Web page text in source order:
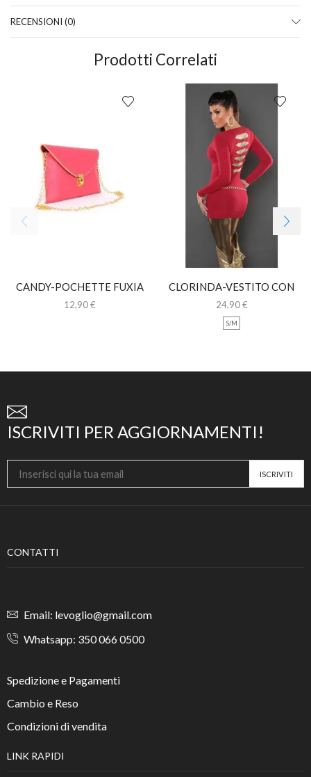
RECENSIONI (0)
Prodotti Correlati
CANDY-POCHETTE FUXIA
CON CATENINA
12,90€
CLORINDA-VESTITO CON
INSERTI ORO
24,90€
S/M
ISCRIVITI PER AGGIORNAMENTI!
CONTATTI
Email: levoglio@gmail.com
Whatsapp: 350 066 0500
Spedizione e Pagamenti
Cambio e Reso
Condizioni di vendita
LINK RAPIDI